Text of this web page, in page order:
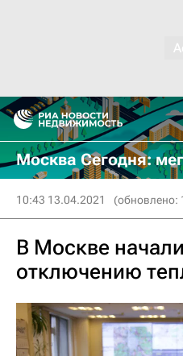
Москва Сегодня:
10:43 13.04.2021 (обновлено:
В Москве
отключению